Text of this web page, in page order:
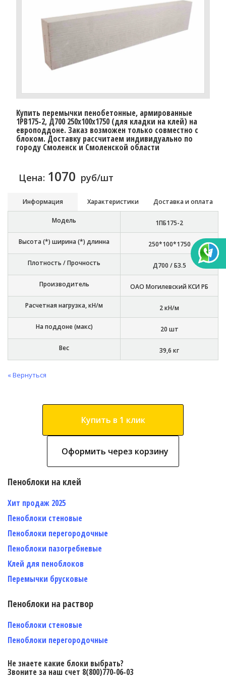
Купить перемычки пенобетонные, армированные
1PB175-2, Д700 250х100х1750 (для кладки на клей) на
европоддоне. Заказ возможен только совместно с
блоком. Доставку рассчитаем индивидуально по
городу Смоленск и Смоленской области
Цена: 1070 руб/шт
Информация Характеристики Доставка и оплата
Модель 1ПБ175-2
Высота (*) ширина (*) длинна 250*100*1750
Плотность / Прочность Д700 / Б3.5
Производитель ОАО Могилевский КСИ РБ
Расчетная нагрузка, кН/м 2 кН/м
На поддоне (макс) 20 шт
Вес 39,6 кг
« Вернуться
Купить в 1 клик
Оформить через корзину
Пеноблоки на клей
Хит продаж 2025
Пеноблоки стеновые
Пеноблоки перегородочные
Пеноблоки пазогребневые
Клей для пеноблоков
Перемычки брусковые
Пеноблоки на раствор
Пеноблоки стеновые
Пеноблоки перегородочные
Не знаете какие блоки выбрать?
Звоните за наш счет 8(800)770-06-03